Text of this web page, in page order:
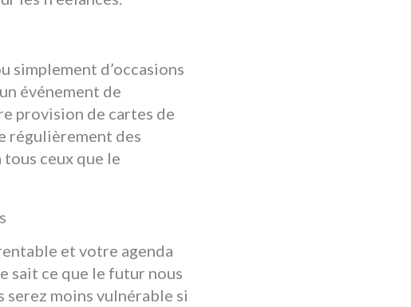
simplement d’occasions
événement de
provision de cartes de
régulièrement des
ceux que le
et votre agenda
sait ce que le futur nous
serez moins vulnérable si